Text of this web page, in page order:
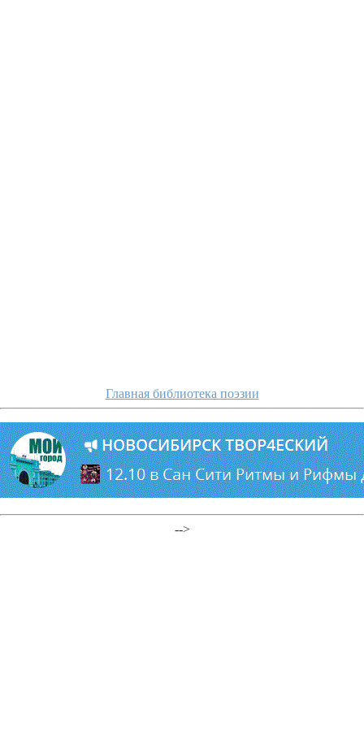
Главная библиотека поэзии
-->